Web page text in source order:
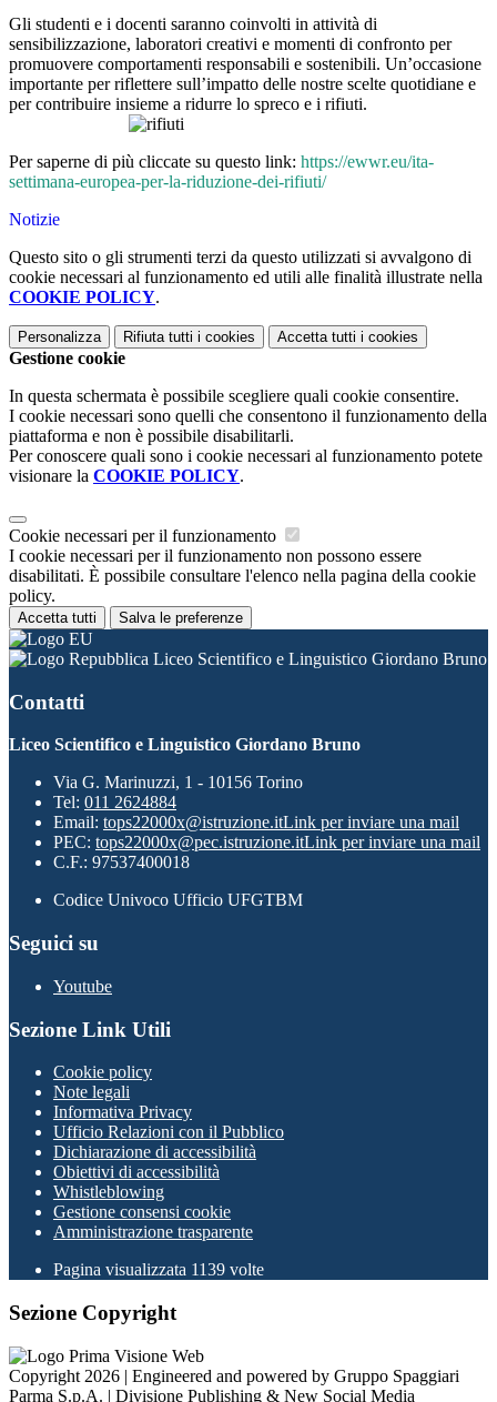
Gli studenti e i docenti saranno coinvolti in attività di
sensibilizzazione, laboratori creativi e momenti di confronto per
promuovere comportamenti responsabili e sostenibili. Un’occasione
importante per riflettere sull’impatto delle nostre scelte quotidiane e
per contribuire insieme a ridurre lo spreco e i rifiuti.
Per saperne di più cliccate su questo link: https://ewwr.eu/ita-
settimana-europea-per-la-riduzione-dei-rifiuti/
Notizie
Questo sito o gli strumenti terzi da questo utilizzati si avvalgono di
cookie necessari al funzionamento ed utili alle finalità illustrate nella
COOKIE POLICY.
Personalizza Rifiuta tutti i cookies Accetta tutti i cookies
Gestione cookie
In questa schermata è possibile scegliere quali cookie consentire.
I cookie necessari sono quelli che consentono il funzionamento della
piattaforma e non è possibile disabilitarli.
Per conoscere quali sono i cookie necessari al funzionamento potete
visionare la COOKIE POLICY.
Cookie necessari per il funzionamento
I cookie necessari per il funzionamento non possono essere
disabilitati. È possibile consultare l'elenco nella pagina della cookie
policy.
Accetta tutti Salva le preferenze
Liceo Scientifico e Linguistico Giordano Bruno
Contatti
Liceo Scientifico e Linguistico Giordano Bruno
Via G. Marinuzzi, 1 - 10156 Torino
Tel: 011 2624884
Email: tops22000x@istruzione.itLink per inviare una mail
PEC: tops22000x@pec.istruzione.itLink per inviare una mail
C.F.: 97537400018
Codice Univoco Ufficio UFGTBM
Seguici su
Youtube
Sezione Link Utili
Cookie policy
Note legali
Informativa Privacy
Ufficio Relazioni con il Pubblico
Dichiarazione di accessibilità
Obiettivi di accessibilità
Whistleblowing
Gestione consensi cookie
Amministrazione trasparente
Pagina visualizzata 1139 volte
Sezione Copyright
Copyright 2026 | Engineered and powered by Gruppo Spaggiari
Parma S.p.A. | Divisione Publishing & New Social Media